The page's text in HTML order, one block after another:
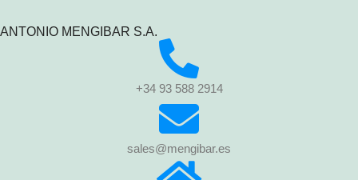
ANTONIO MENGIBAR S.A.
+34 93 588 2914
sales@mengibar.es